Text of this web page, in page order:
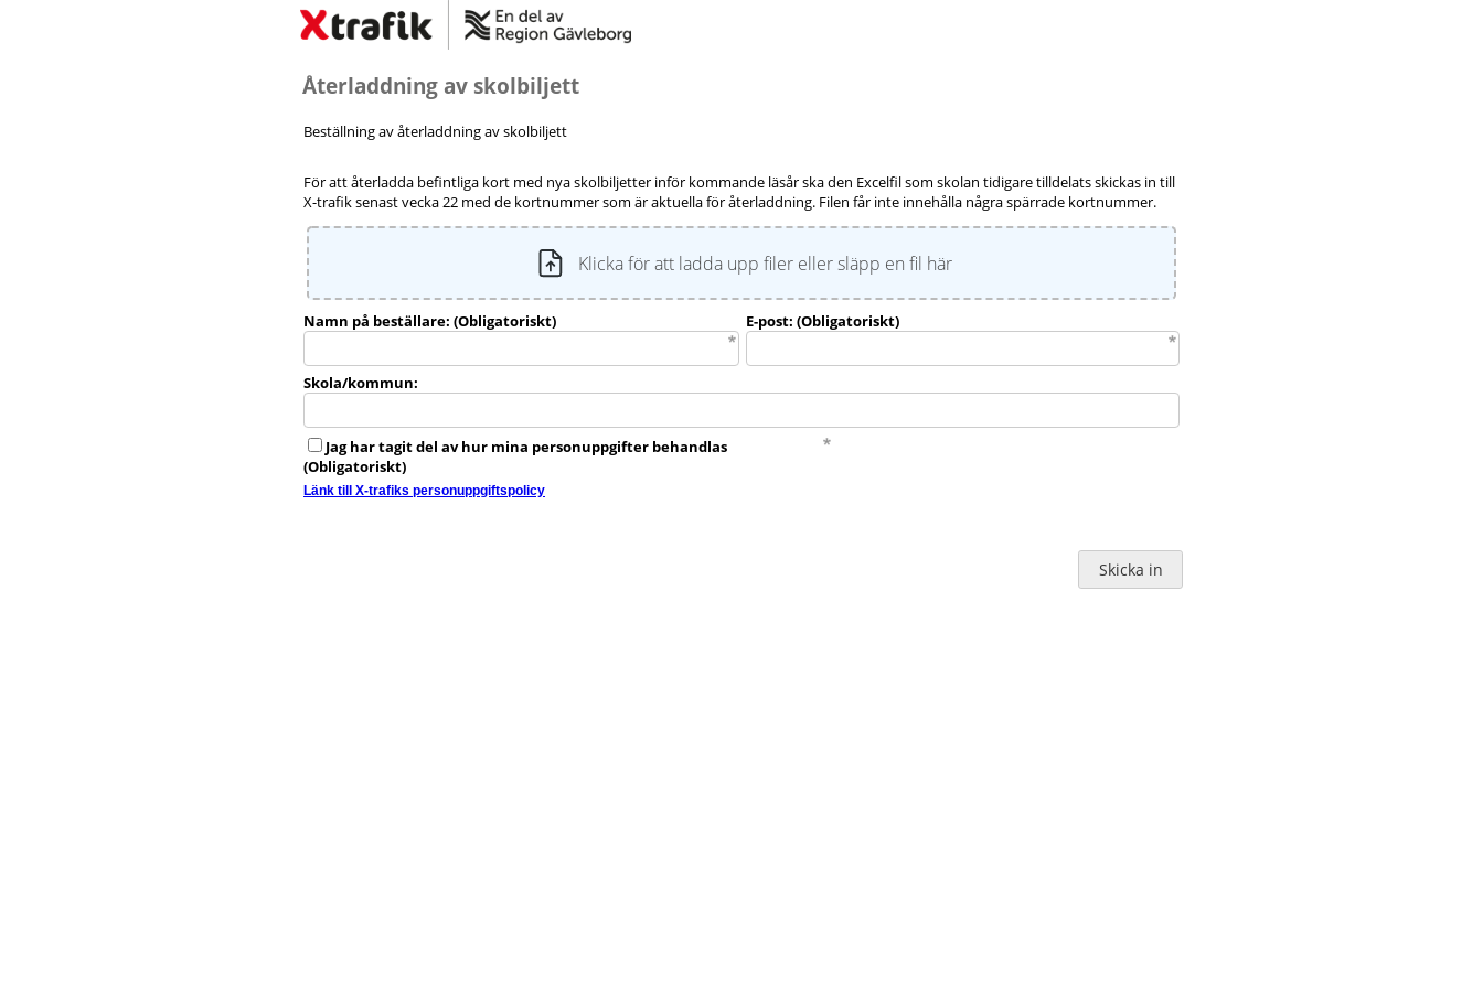
Återladdning av skolbiljett
Beställning av återladdning av skolbiljett
För att återladda befintliga kort med nya skolbiljetter inför kommande läsår ska den Excelfil som skolan tidigare tilldelats skickas in till
X-trafik senast vecka 22 med de kortnummer som är aktuella för återladdning. Filen får inte innehålla några spärrade kortnummer.
Namn på beställare: (Obligatoriskt) E-post: (Obligatoriskt)
Skola/kommun:
Jag har tagit del av hur mina personuppgifter behandlas
(Obligatoriskt)
Länk till X-trafiks personuppgiftspolicy
Skicka in